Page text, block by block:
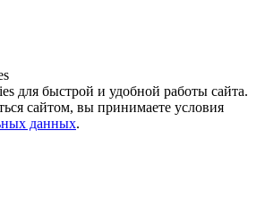
для быстрой и удобной работы сайта.
сайтом, вы принимаете условия
данных.